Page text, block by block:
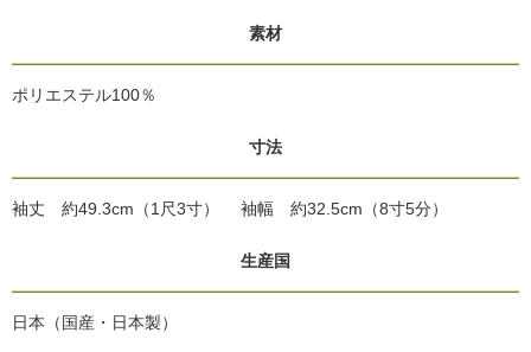
素材
ポリエステル100％
寸法
袖丈 約49.3cm（1尺3寸） 袖幅 約32.5cm（8寸5分）
生産国
日本（国産・日本製）